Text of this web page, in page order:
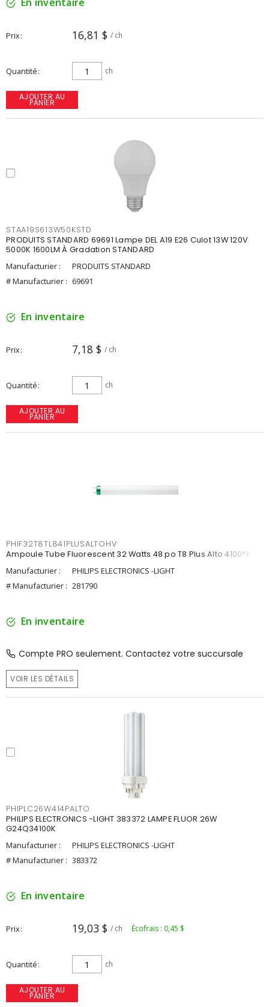
Prix 16,81 $ / ch
Quantité ch
AJOUTER AU
PANIER
STAA19S613W50KSTD
PRODUITS STANDARD 69691 Lampe DEL A19 E26 Culot 13W 120V
5000K 1600LM À Gradation STANDARD
Manufacturier :
PRODUITS STANDARD
# Manufacturier : 69691
En inventaire
Prix 7,18 $ / ch
Quantité ch
AJOUTER AU
PANIER
PHIF32T8TL841PLUSALTOHV
Ampoule Tube Fluorescent 32 Watts 48 po T8 Plus Alto 4100°K
Manufacturier :
PHILIPS ELECTRONICS -LIGHT
# Manufacturier : 281790
En inventaire
Compte PRO seulement. Contactez votre succursale
VOIR LES DÉTAILS
PHIPLC26W414PALTO
PHILIPS ELECTRONICS -LIGHT 383372 LAMPE FLUOR 26W
G24Q34100K
Manufacturier :
PHILIPS ELECTRONICS -LIGHT
# Manufacturier : 383372
En inventaire
Prix 19,03 $ / ch Écofrais : 0,45 $
Quantité ch
AJOUTER AU
PANIER